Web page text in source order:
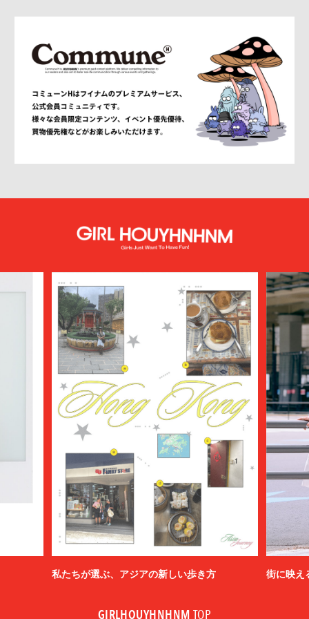
私たちが選ぶ、アジアの新しい歩き方 街に映え
GIRLHOUYHNHNM TOP